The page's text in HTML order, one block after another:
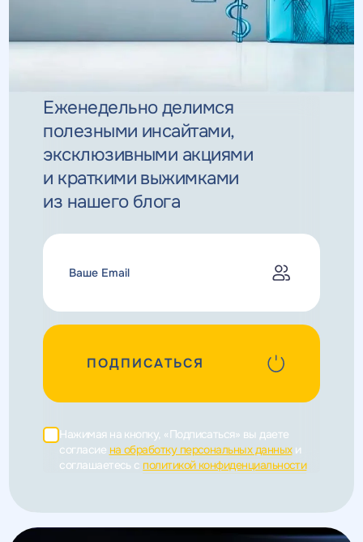
Еженедельно делимся
полезными инсайтами,
эксклюзивными акциями
и краткими выжимками
из нашего блога
ПОДПИСАТЬСЯ
Нажимая на кнопку, «Подписаться» вы даете
согласие на обработку персональных данныхи
соглашаетесь c политикой конфиденциальности